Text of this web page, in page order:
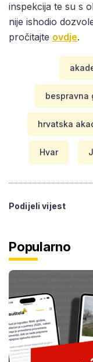
inspekcija te su s
nije ishodio
pročitajte ovdje.
bespravna
hrvatska
Hvar
Podijeli vijest
Popularno